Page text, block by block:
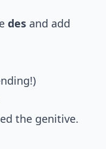
des and add
the genitive.